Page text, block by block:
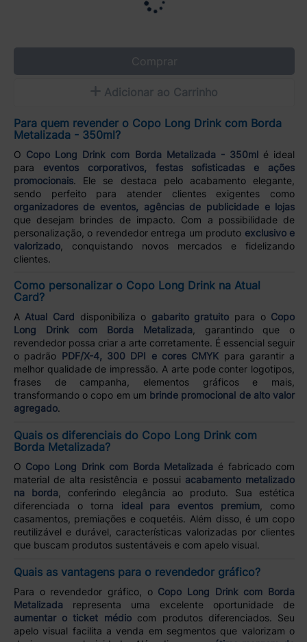
Comprar
Adicionar ao Carrinho
Para quem revender o Copo Long Drink com Borda
Metalizada - 350ml?
O Copo Long Drink com Borda Metalizada - 350mlé ideal
para eventos corporativos, festas sofisticadas e ações
promocionais. Ele se destaca pelo acabamento elegante,
sendo perfeito para atender clientes exigentes como
organizadores de eventos, agências de publicidade e lojas
que desejam brindes de impacto. Com a possibilidade de
personalização, o revendedor entrega um produto exclusivo e
valorizado, conquistando novos mercados e fidelizando
clientes.
Como personalizar o Copo Long Drink na Atual
Card?
A Atual Card disponibiliza o gabarito gratuito para o Copo
Long Drink com Borda Metalizada, garantindo que o
revendedor possa criar a arte corretamente. É essencial seguir
o padrão PDF/X-4, 300 DPI e cores CMYK para garantir a
melhor qualidade de impressão. A arte pode conter logotipos,
frases de campanha, elementos gráficos e mais,
transformando o copo em um brinde promocional de alto valor
agregado.
Quais os diferenciais do Copo Long Drink com
Borda Metalizada?
O Copo Long Drink com Borda Metalizada é fabricado com
material de alta resistência e possui acabamento metalizado
na borda, conferindo elegância ao produto. Sua estética
diferenciada o torna ideal para eventos premium , como
casamentos, premiações e coquetéis. Além disso, é um copo
reutilizável e durável, características valorizadas por clientes
que buscam produtos sustentáveis e com apelo visual.
Quais as vantagens para o revendedor gráfico?
Para o revendedor gráfico, o Copo Long Drink com Borda
Metalizadarepresenta uma excelente oportunidade de
aumentar o ticket médiocom produtos diferenciados. Seu
apelo visual facilita a venda em segmentos que valorizam o